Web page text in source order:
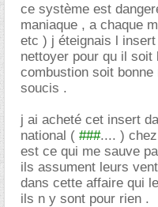
ce système est
maniaque , a chaque
etc ) j éteignais l
nettoyer pour qu il soit
combustion soit
soucis .
j ai acheté cet insert
national ( ###.... )
est ce qui me sauve
ils assument leurs
dans cette affaire qui
ils n y sont pour rien .